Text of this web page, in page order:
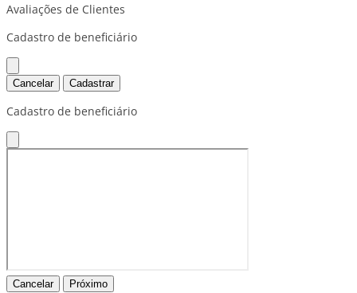
Avaliações de Clientes
Cadastro de beneficiário
Cancelar Cadastrar
Cadastro de beneficiário
Cancelar Próximo